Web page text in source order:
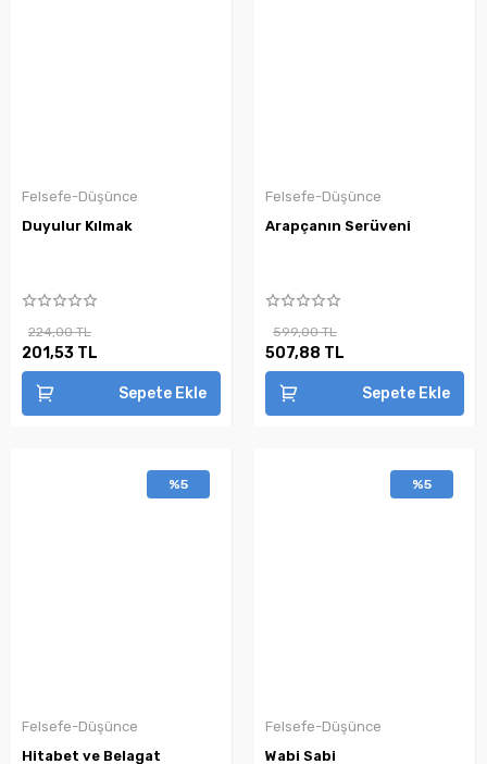
Felsefe-Düşünce
Duyulur Kılmak
224,00 TL
201,53 TL
Sepete Ekle
Felsefe-Düşünce
Arapçanın Serüveni
599,00 TL
507,88 TL
Sepete Ekle
%5
Felsefe-Düşünce
Hitabet ve Belagat
%5
Felsefe-Düşünce
Wabi Sabi